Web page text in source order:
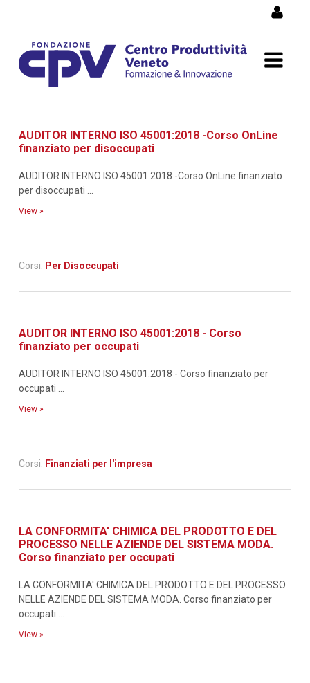
formazione
AUDITOR INTERNO ISO 45001:2018 -Corso OnLine
finanziato per disoccupati
AUDITOR INTERNO ISO 45001:2018 -Corso OnLine finanziato
per disoccupati ...
View »
Corsi: Per Disoccupati
AUDITOR INTERNO ISO 45001:2018 - Corso
finanziato per occupati
AUDITOR INTERNO ISO 45001:2018 - Corso finanziato per
occupati ...
View »
Corsi: Finanziati per l'impresa
LA CONFORMITA' CHIMICA DEL PRODOTTO E DEL
PROCESSO NELLE AZIENDE DEL SISTEMA MODA.
Corso finanziato per occupati
LA CONFORMITA' CHIMICA DEL PRODOTTO E DEL PROCESSO
NELLE AZIENDE DEL SISTEMA MODA. Corso finanziato per
occupati ...
View »